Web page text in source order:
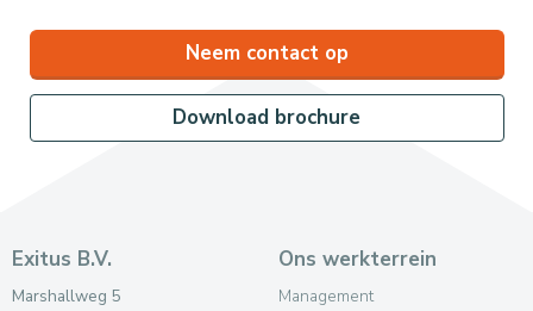
Neem contact op
Download brochure
Exitus B.V.
Marshallweg 5
Ons werkterrein
Management